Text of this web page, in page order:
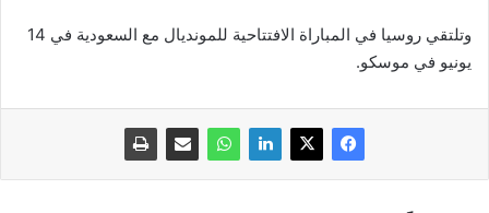
وتلتقي روسيا في المباراة الافتتاحية للمونديال مع السعودية في 14
يونيو في موسكو.